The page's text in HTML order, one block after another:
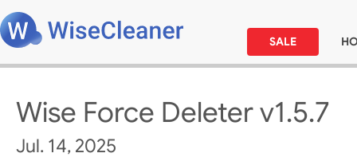
SALE
Wise Force Deleter v1.5.7
Jul. 14, 2025